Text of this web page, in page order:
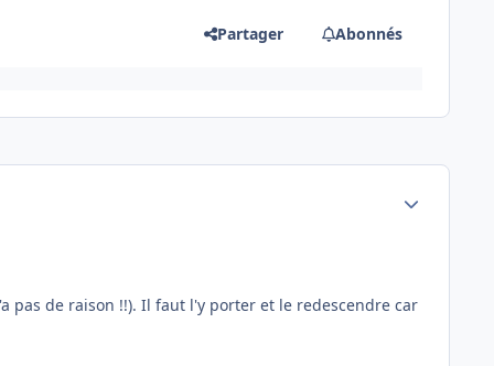
Partager Abonnés
pas de raison !!). Il faut l'y porter et le redescendre car